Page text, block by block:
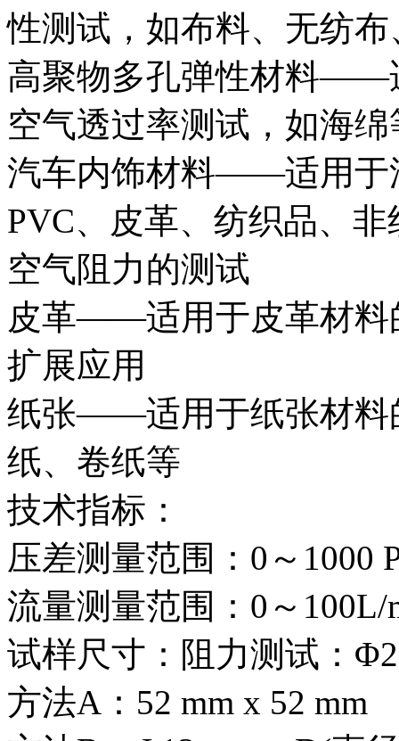
性测试，如布料、无纺
高聚物多孔弹性材料——
空气透过率测试，如海绵
汽车内饰材料——适用于
PVC、皮革、纺织品、
空气阻力的测试
皮革——适用于皮革材料
扩展应用
纸张——适用于纸张材料
纸、卷纸等
技术指标：
压差测量范围：0～1000
流量测量范围：0～100L/
试样尺寸：阻力测试：
方法A：52 mm x 52 mm